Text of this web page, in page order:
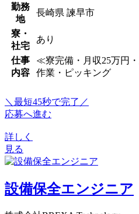
勤務
地
長崎県 諫早市
寮・
社宅
あり
仕事
内容
≪寮完備・月収25万円
作業・ピッキング
＼最短45秒で完了／
応募へ進む
詳しく
見る
設備保全エンジニア